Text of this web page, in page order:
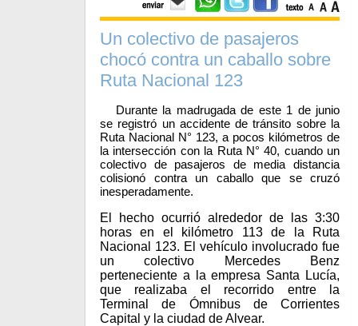
Un colectivo de pasajeros
chocó contra un caballo sobre
Ruta Nacional 123
Durante la madrugada de este 1 de junio
se registró un accidente de tránsito sobre la
Ruta Nacional N° 123, a pocos kilómetros de
la intersección con la Ruta N° 40, cuando un
colectivo de pasajeros de media distancia
colisionó contra un caballo que se cruzó
inesperadamente.
El hecho ocurrió alrededor de las 3:30
horas en el kilómetro 113 de la Ruta
Nacional 123. El vehículo involucrado fue
un colectivo Mercedes Benz
perteneciente a la empresa Santa Lucía,
que realizaba el recorrido entre la
Terminal de Ómnibus de Corrientes
Capital y la ciudad de Alvear.